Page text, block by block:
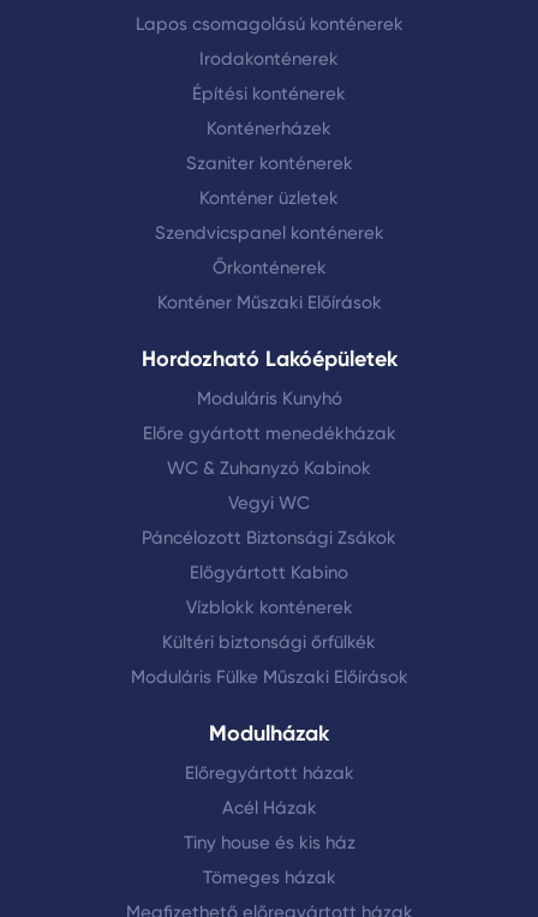
Lapos csomagolású konténerek
Irodakonténerek
Építési konténerek
Konténerházek
Szaniter konténerek
Konténer üzletek
Szendvicspanel konténerek
Őrkonténerek
Konténer Műszaki Előírások
Hordozható Lakóépületek
Moduláris Kunyhó
Előre gyártott menedékházak
WC & Zuhanyzó Kabinok
Vegyi WC
Páncélozott Biztonsági Zsákok
Előgyártott Kabino
Vízblokk konténerek
Kültéri biztonsági őrfülkék
Moduláris Fülke Műszaki Előírások
Modulházak
Előregyártott házak
Acél Házak
Tiny house és kis ház
Tömeges házak
Megfizethető előregyártott házak